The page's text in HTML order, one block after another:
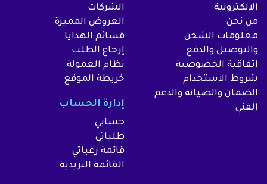
الالكترونية
من نحن
معلومات الشحن
والتوصيل والدفع
اتفاقية الخصوصية
شروط الاستخدام
الضمان والصيانة والدعم
الفني
الشركات
العروض المميزة
قسائم الهدايا
إرجاع الطلب
نظام العمولة
خريطة الموقع
إدارة الحساب
حسابي
طلباتي
قائمة رغباتي
القائمة البريدية